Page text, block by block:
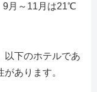
月～11月は21℃
以下のホテルであ
あります。